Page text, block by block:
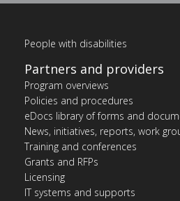
People with disabilities
Partners and providers
Program overviews
Policies and procedures
eDocs library of forms and
News, initiatives, reports, work
Training and conferences
Grants and RFPs
Licensing
IT systems and supports